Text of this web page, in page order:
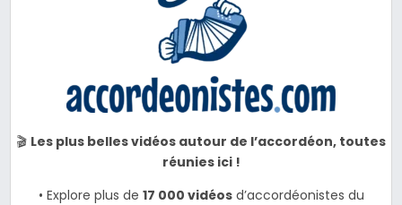
🎬 Les plus belles vidéos autour de l’accordéon, toutes
réunies ici !
• Explore plus de 17 000 vidéosd’accordéonistes du